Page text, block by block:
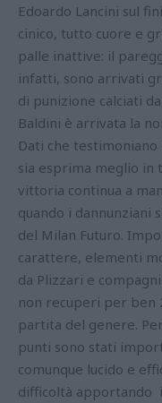
Edoardo Lancini sul
cinico, tutto cuore e
palle inattive: il
infatti, sono arrivati
di punizione calciati
Baldini è arrivata la
Dati che testimoniano
sia esprima meglio in
vittoria continua a
quando i dannunziani
del Milan Futuro.
carattere, elementi
da Plizzari e
non recuperi per ben
partita del genere.
punti sono stati
comunque lucido e
difficoltà apportando